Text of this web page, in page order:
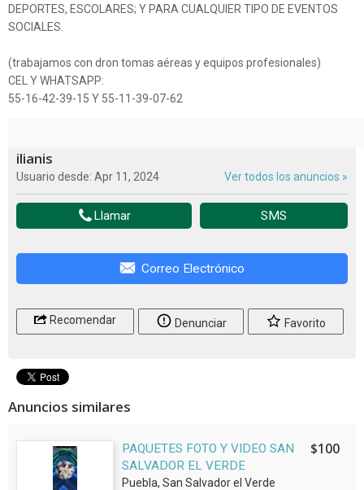
DEPORTES, ESCOLARES; Y PARA CUALQUIER TIPO DE EVENTOS
SOCIALES.
(trabajamos con dron tomas aéreas y equipos profesionales)
CEL Y WHATSAPP:
55-16-42-39-15 Y 55-11-39-07-62
ilianis
Usuario desde: Apr 11, 2024 Ver todos los anuncios »
Llamar SMS
Correo Electrónico
Recomendar Denunciar Favorito
Anuncios similares
PAQUETES FOTO Y VIDEO SAN
SALVADOR EL VERDE
Puebla, San Salvador el Verde
$100